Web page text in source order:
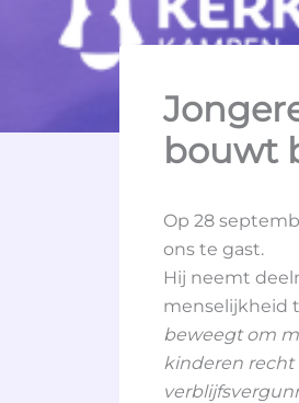
bouwt
Op 28
ons te gast.
Hij neemt
menselijkheid
beweegt om
kinderen recht